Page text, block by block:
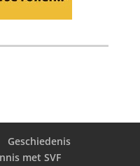
Geschiedenis
met SVF